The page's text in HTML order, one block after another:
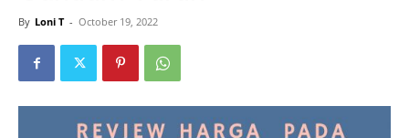
By Loni T - October 19, 2022